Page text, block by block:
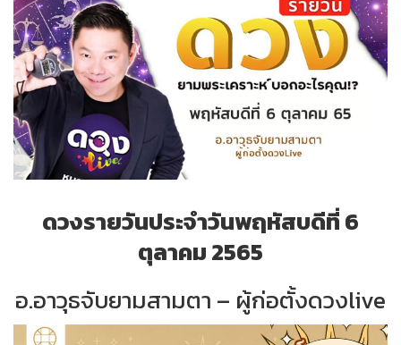
ดวงรายวันประจำวันพฤหัสบดีที่ 6
ตุลาคม 2565
อ.อาวุธจับยามสามตา – ผู้ก่อตั้งดวงlive